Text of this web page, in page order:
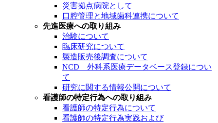
災害拠点病院として
口腔管理と地域歯科連携について
先進医療への取り組み
治験について
臨床研究について
製造販売後調査について
NCD 外科系医療データベース登録につい
て
研究に関する情報公開について
看護師の特定行為への取り組み
看護師の特定行為について
看護師の特定行為実践および